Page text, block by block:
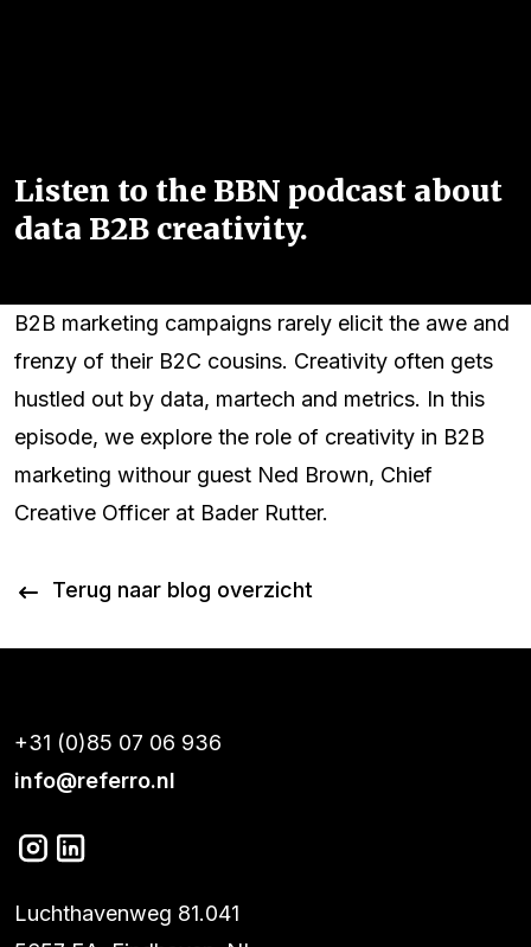
Listen to the BBN podcast about
data B2B creativity.
B2B marketing campaigns rarely elicit the awe and
frenzy of their B2C cousins. Creativity often gets
hustled out by data, martech and metrics. In this
episode, we explore the role of creativity in B2B
marketing withour guest Ned Brown, Chief
Creative Officer at Bader Rutter.
Terug naar blog overzicht
+31 (0)85 07 06 936
info@referro.nl
Luchthavenweg 81.041